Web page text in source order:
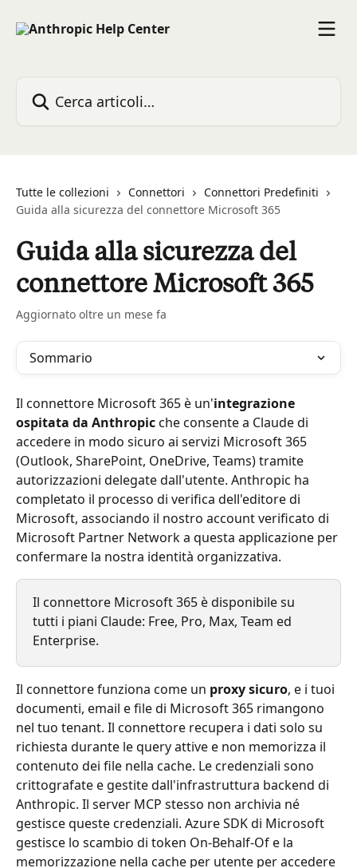
Tutte le collezioni Connettori
Connettori Predefiniti
Guida alla sicurezza del connettore Microsoft 365
Guida alla sicurezza del
connettore Microsoft 365
Aggiornato oltre un mese fa
Sommario
Il connettore Microsoft 365 è un'integrazione
ospitata da Anthropic che consente a Claude di
accedere in modo sicuro ai servizi Microsoft 365
(Outlook, SharePoint, OneDrive, Teams) tramite
autorizzazioni delegate dall'utente. Anthropic ha
completato il processo di verifica dell'editore di
Microsoft, associando il nostro account verificato di
Microsoft Partner Network a questa applicazione per
confermare la nostra identità organizzativa.
Il connettore Microsoft 365 è disponibile su
tutti i piani Claude: Free, Pro, Max, Team ed
Enterprise.
Il connettore funziona come un proxy sicuro, e i tuoi
documenti, email e file di Microsoft 365 rimangono
nel tuo tenant. Il connettore recupera i dati solo su
richiesta durante le query attive e non memorizza il
contenuto dei file nella cache. Le credenziali sono
crittografate e gestite dall'infrastruttura backend di
Anthropic. Il server MCP stesso non archivia né
gestisce queste credenziali. Azure SDK di Microsoft
gestisce lo scambio di token On-Behalf-Of e la
memorizzazione nella cache per utente per accedere